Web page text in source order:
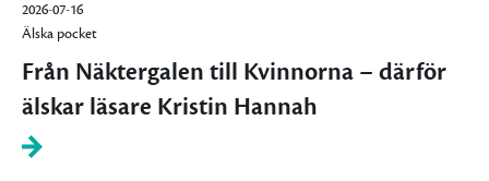
2026-07-16
Älska pocket
Från Näktergalen till Kvinnorna – därför
älskar läsare Kristin Hannah